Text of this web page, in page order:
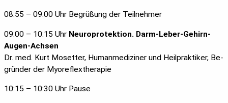
08:55 – 09:00 Uhr Begrüßung der Teilnehmer
09:00 – 10:15 Uhr Neuroprotektion. Darm-Leber-Gehirn-
Augen-Achsen
Dr. med. Kurt Mosetter, Humanmediziner und Heilpraktiker, Be-
gründer der Myoreflextherapie
10:15 – 10:30 Uhr Pause